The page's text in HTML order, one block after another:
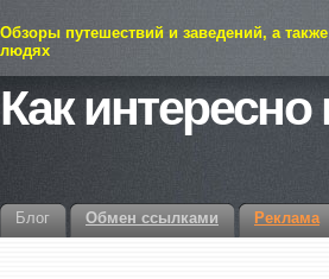
Обзоры путешествий и заведений, а
людях
Как
Блог Обмен ссылками Реклама